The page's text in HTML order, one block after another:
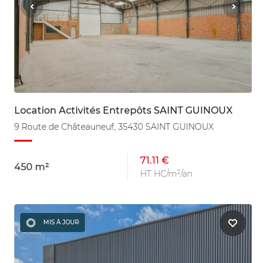
Location Activités Entrepôts SAINT GUINOUX
9 Route de Châteauneuf, 35430 SAINT GUINOUX
450 m²
71.11 €
HT HC/m²/an
MIS À JOUR